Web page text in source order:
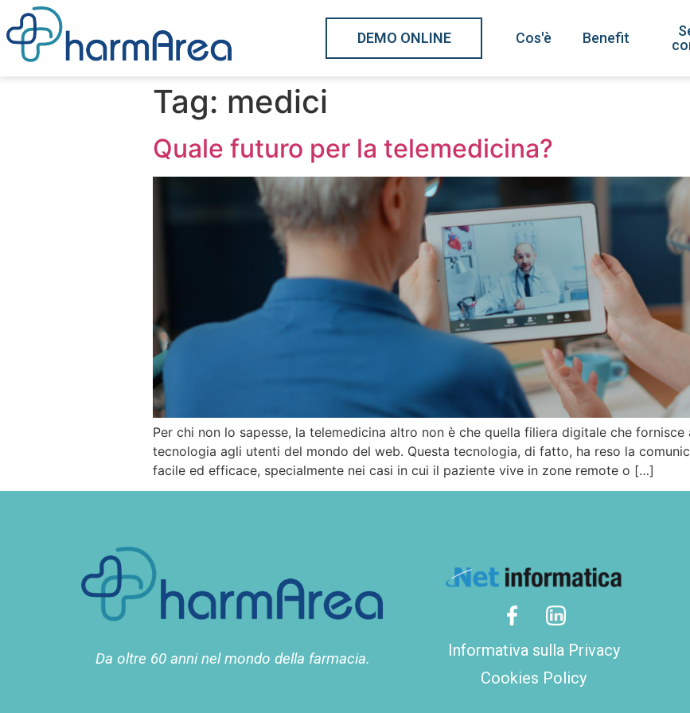
DEMO ONLINE Cos'è Benefit
Tag: medici
Quale futuro per la telemedicina?
Per chi non lo sapesse, la telemedicina altro non è che quella filiera digitale che
tecnologia agli utenti del mondo del web. Questa tecnologia, di fatto, ha reso la
facile ed efficace, specialmente nei casi in cui il paziente vive in zone remote o […]
Da oltre 60 anni nel mondo della farmacia.
Informativa sulla Privacy
Cookies Policy